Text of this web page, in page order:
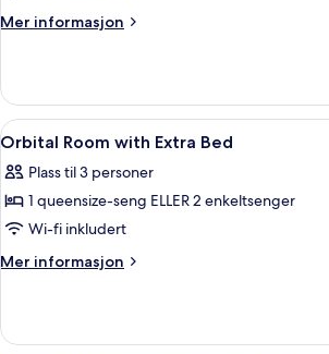
Mer informasjon
Mer
(Orbital)
Åpne
alle
bildene
av
Orbital
Room
Bed
Sengetøy
1
Orbital Room with Extra Bed
Plass til 3 personer
1 queensize-seng ELLER 2 enkeltsenger
Wi-fi inkludert
Mer informasjon
Mer
Room